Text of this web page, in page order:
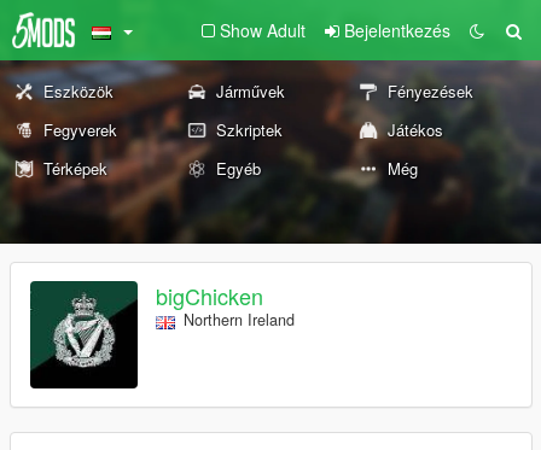
Show Adult Bejelentkezés
Eszközök Járművek
Fényezések
Fegyverek
Szkriptek
Játékos
Térképek
Egyéb Még
bigChicken
Northern Ireland